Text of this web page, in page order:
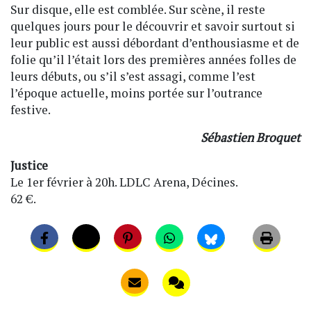
Sur disque, elle est comblée. Sur scène, il reste
quelques jours pour le découvrir et savoir surtout si
leur public est aussi débordant d’enthousiasme et de
folie qu’il l’était lors des premières années folles de
leurs débuts, ou s’il s’est assagi, comme l’est
l’époque actuelle, moins portée sur l’outrance
festive.
Sébastien Broquet
Justice
Le 1er février à 20h. LDLC Arena, Décines.
62 €.